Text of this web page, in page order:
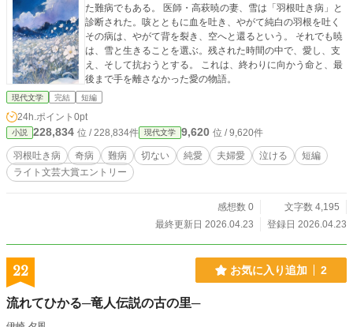
た難病でもある。 医師・高萩暁の妻、雪は「羽根吐き病」と
診断された。咳とともに血を吐き、やがて純白の羽根を吐く
その病は、やがて背を裂き、空へと還るという。 それでも暁
は、雪と生きることを選ぶ。残された時間の中で、愛し、支
え、そして抗おうとする。 これは、終わりに向かう命と、最
後まで手を離さなかった愛の物語。
現代文学 完結 短編
24h.ポイント 0pt
小説 228,834 位 / 228,834件 現代文学 9,620 位 / 9,620件
羽根吐き病 奇病 難病 切ない 純愛 夫婦愛 泣ける
短編
ライト文芸大賞エントリー
感想数 0
文字数 4,195
最終更新日 2026.04.23
登録日 2026.04.23
22 お気に入り追加 2
流れてひかる─竜人伝説の古の里─